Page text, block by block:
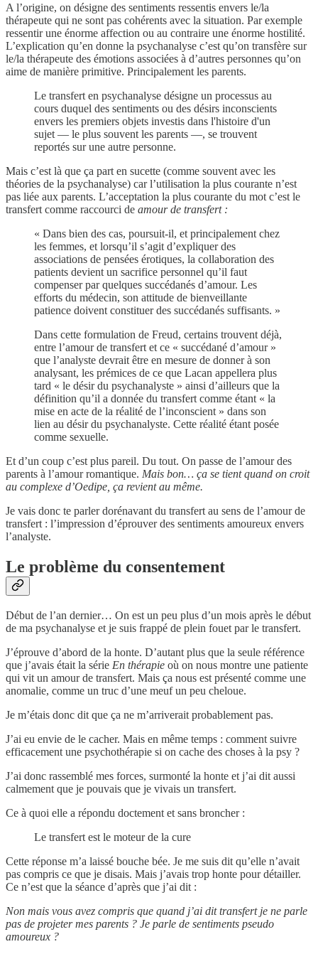
A l’origine, on désigne des sentiments ressentis envers le/la
thérapeute qui ne sont pas cohérents avec la situation. Par exemple
ressentir une énorme affection ou au contraire une énorme hostilité.
L’explication qu’en donne la psychanalyse c’est qu’on transfère sur
le/la thérapeute des émotions associées à d’autres personnes qu’on
aime de manière primitive. Principalement les parents.
Le transfert en psychanalyse désigne un processus au
cours duquel des sentiments ou des désirs inconscients
envers les premiers objets investis dans l'histoire d'un
sujet — le plus souvent les parents —, se trouvent
reportés sur une autre personne.
Mais c’est là que ça part en sucette (comme souvent avec les
théories de la psychanalyse) car l’utilisation la plus courante n’est
pas liée aux parents. L’acceptation la plus courante du mot c’est le
transfert comme raccourci de amour de transfert :
« Dans bien des cas, poursuit-il, et principalement chez
les femmes, et lorsqu’il s’agit d’expliquer des
associations de pensées érotiques, la collaboration des
patients devient un sacrifice personnel qu’il faut
compenser par quelques succédanés d’amour. Les
efforts du médecin, son attitude de bienveillante
patience doivent constituer des succédanés suffisants. »
Dans cette formulation de Freud, certains trouvent déjà,
entre l’amour de transfert et ce « succédané d’amour »
que l’analyste devrait être en mesure de donner à son
analysant, les prémices de ce que Lacan appellera plus
tard « le désir du psychanalyste » ainsi d’ailleurs que la
définition qu’il a donnée du transfert comme étant « la
mise en acte de la réalité de l’inconscient » dans son
lien au désir du psychanalyste. Cette réalité étant posée
comme sexuelle.
Et d’un coup c’est plus pareil. Du tout. On passe de l’amour des
parents à l’amour romantique. Mais bon… ça se tient quand on croit
au complexe d’Oedipe, ça revient au même.
Je vais donc te parler dorénavant du transfert au sens de l’amour de
transfert : l’impression d’éprouver des sentiments amoureux envers
l’analyste.
Le problème du consentement
Début de l’an dernier… On est un peu plus d’un mois après le début
de ma psychanalyse et je suis frappé de plein fouet par le transfert.
J’éprouve d’abord de la honte. D’autant plus que la seule référence
que j’avais était la série En thérapie où on nous montre une patiente
qui vit un amour de transfert. Mais ça nous est présenté comme une
anomalie, comme un truc d’une meuf un peu cheloue.
Je m’étais donc dit que ça ne m’arriverait probablement pas.
J’ai eu envie de le cacher. Mais en même temps : comment suivre
efficacement une psychothérapie si on cache des choses à la psy ?
J’ai donc rassemblé mes forces, surmonté la honte et j’ai dit aussi
calmement que je pouvais que je vivais un transfert.
Ce à quoi elle a répondu doctement et sans broncher :
Le transfert est le moteur de la cure
Cette réponse m’a laissé bouche bée. Je me suis dit qu’elle n’avait
pas compris ce que je disais. Mais j’avais trop honte pour détailler.
Ce n’est que la séance d’après que j’ai dit :
Non mais vous avez compris que quand j’ai dit transfert je ne parle
pas de projeter mes parents ? Je parle de sentiments pseudo
amoureux ?